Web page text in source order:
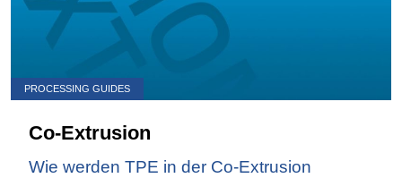
PROCESSING GUIDES
Co-Extrusion
Wie werden TPE in der Co-Extrusion